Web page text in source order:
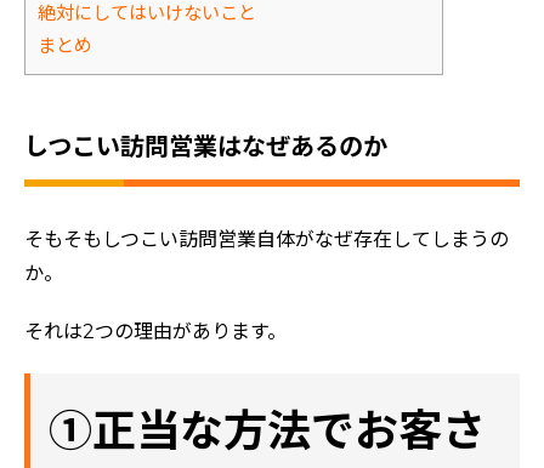
絶対にしてはいけないこと
まとめ
しつこい訪問営業はなぜあるのか
そもそもしつこい訪問営業自体がなぜ存在してしまうの
か。
それは2つの理由があります。
①正当な方法でお客さ